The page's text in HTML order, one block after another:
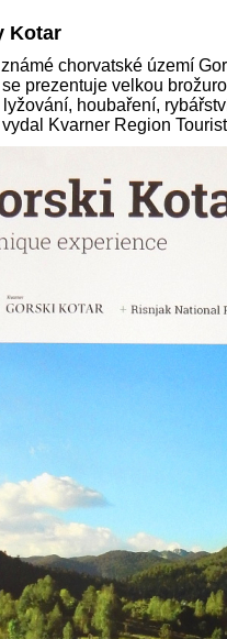
Kotar
chorvatské území
se prezentuje velkou
lyžování, houbaření,
Kvarner Region